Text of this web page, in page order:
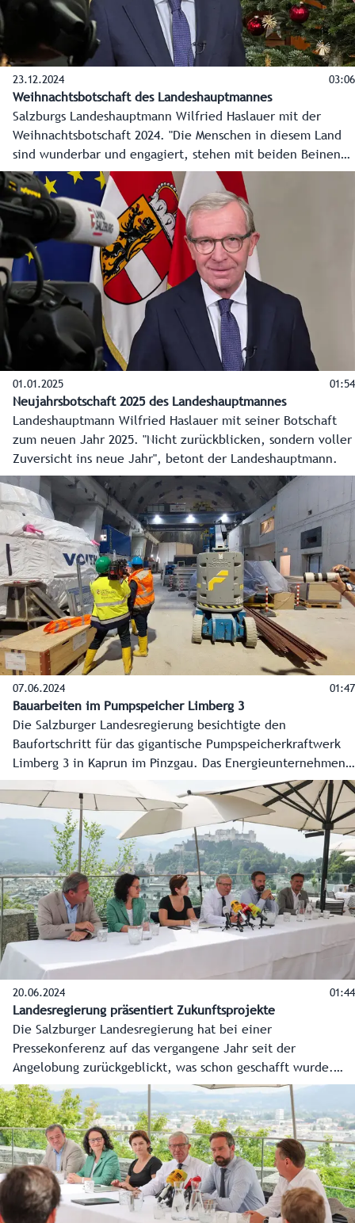
Projekt auf neues Terrain. So wird Salzburg ON tagtäglich
die wichtigsten Informationen und schönsten Bilder aus
allen Regionen des Landes Salzburg auf die Smartphones
und Bildschirme der Bevölkerung bringen.
23.12.2024 03:06
Weihnachtsbotschaft des Landeshauptmannes
Salzburgs Landeshauptmann Wilfried Haslauer mit der
Weihnachtsbotschaft 2024. "Die Menschen in diesem Land
sind wunderbar und engagiert, stehen mit beiden Beinen
im Leben. Darum können wir zuversichtlich sein", so der
Landeshauptmann, der allen ein gesegnetes Weihnachtsfest
wünscht.
01.01.2025 01:54
Neujahrsbotschaft 2025 des Landeshauptmannes
Landeshauptmann Wilfried Haslauer mit seiner Botschaft
zum neuen Jahr 2025. "Nicht zurückblicken, sondern voller
Zuversicht ins neue Jahr", betont der Landeshauptmann.
07.06.2024 01:47
Bauarbeiten im Pumpspeicher Limberg 3
Die Salzburger Landesregierung besichtigte den
Baufortschritt für das gigantische Pumpspeicherkraftwerk
Limberg 3 in Kaprun im Pinzgau. Das Energieunternehmen
Verbund investiert dafür bis zur geplanten Inbetriebnahme
2025 insgesamt 572 Millionen Euro.
20.06.2024 01:44
Landesregierung präsentiert Zukunftsprojekte
Die Salzburger Landesregierung hat bei einer
Pressekonferenz auf das vergangene Jahr seit der
Angelobung zurückgeblickt, was schon geschafft wurde.
Aber der Blick ging noch viel mehr nach vorne, welche
Vorhaben und Schlüsselprojekte für das gesamte
Bundesland anstehen. Hier die O-Töne der
Regierungsspitzen Landeshauptmann Wilfried Haslauer und
Landeshauptmann-Stellvertreterin Marlene Svazek.